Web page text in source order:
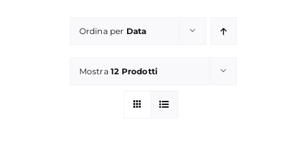
Ordina per Data
Mostra 12 Prodotti